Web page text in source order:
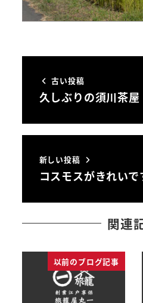
古い投稿
久しぶりの須川茶屋
新しい投稿
コスモスがきれいで
関連
以前のブログ記事